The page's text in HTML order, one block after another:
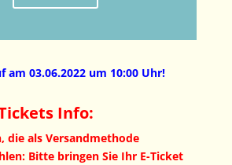
am 03.06.2022 um 10:00 Uhr!
Info:
die als Versandmethode
Bitte bringen Sie Ihr E-Ticket